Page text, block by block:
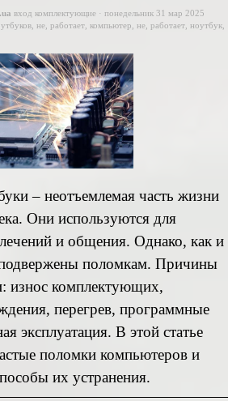
вход комплектующие · понедельник 31 мар 2025
не работает компьютер не работает ноутбук
– неотъемлемая часть жизни
Они используются для
и общения. Однако, как и
поломкам. Причины
износ комплектующих,
перегрев, программные
эксплуатация. В этой статье
поломки компьютеров и
их устранения.